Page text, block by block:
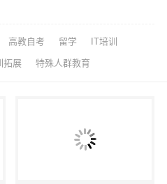
高教自考 留学 IT培训
拓展 特殊人群教育